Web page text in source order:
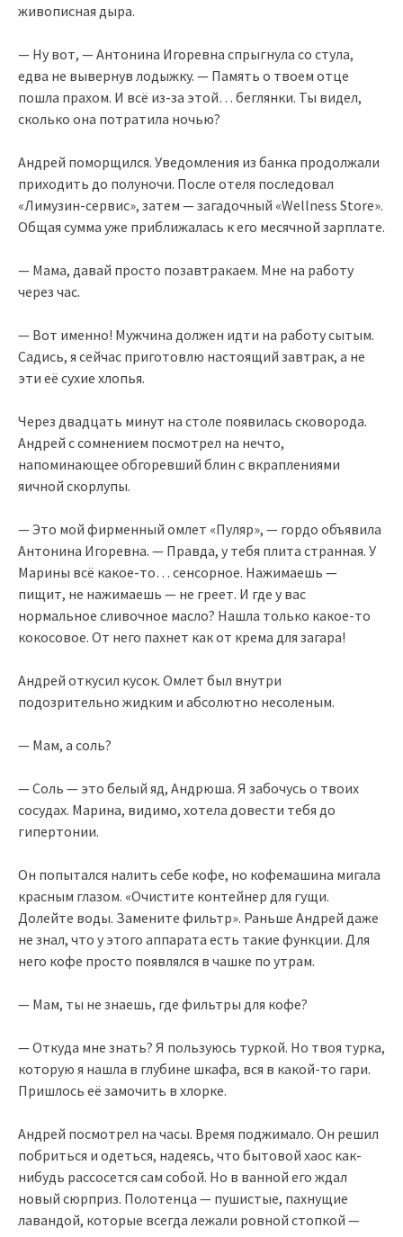
живописная дыра.
— Ну вот, — Антонина Игоревна спрыгнула со стула,
едва не вывернув лодыжку. — Память о твоем отце
пошла прахом. И всё из-за этой… беглянки. Ты видел,
сколько она потратила ночью?
Андрей поморщился. Уведомления из банка продолжали
приходить до полуночи. После отеля последовал
«Лимузин-сервис», затем — загадочный «Wellness Store».
Общая сумма уже приближалась к его месячной зарплате.
— Мама, давай просто позавтракаем. Мне на работу
через час.
— Вот именно! Мужчина должен идти на работу сытым.
Садись, я сейчас приготовлю настоящий завтрак, а не
эти её сухие хлопья.
Через двадцать минут на столе появилась сковорода.
Андрей с сомнением посмотрел на нечто,
напоминающее обгоревший блин с вкраплениями
яичной скорлупы.
— Это мой фирменный омлет «Пуляр», — гордо объявила
Антонина Игоревна. — Правда, у тебя плита странная. У
Марины всё какое-то… сенсорное. Нажимаешь —
пищит, не нажимаешь — не греет. И где у вас
нормальное сливочное масло? Нашла только какое-то
кокосовое. От него пахнет как от крема для загара!
Андрей откусил кусок. Омлет был внутри
подозрительно жидким и абсолютно несоленым.
— Мам, а соль?
— Соль — это белый яд, Андрюша. Я забочусь о твоих
сосудах. Марина, видимо, хотела довести тебя до
гипертонии.
Он попытался налить себе кофе, но кофемашина мигала
красным глазом. «Очистите контейнер для гущи.
Долейте воды. Замените фильтр». Раньше Андрей даже
не знал, что у этого аппарата есть такие функции. Для
него кофе просто появлялся в чашке по утрам.
— Мам, ты не знаешь, где фильтры для кофе?
— Откуда мне знать? Я пользуюсь туркой. Но твоя турка,
которую я нашла в глубине шкафа, вся в какой-то гари.
Пришлось её замочить в хлорке.
Андрей посмотрел на часы. Время поджимало. Он решил
побриться и одеться, надеясь, что бытовой хаос как-
нибудь рассосется сам собой. Но в ванной его ждал
новый сюрприз. Полотенца — пушистые, пахнущие
лавандой, которые всегда лежали ровной стопкой —